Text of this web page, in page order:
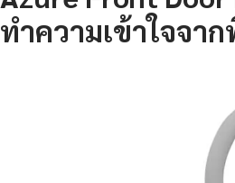
ทำความเข้าใจจา